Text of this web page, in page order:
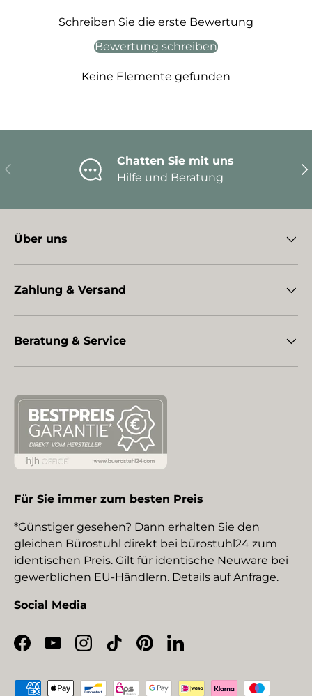
Schreiben Sie die erste Bewertung
Bewertung schreiben
Keine Elemente gefunden
Vorherige
Chatten Sie mit uns
Hilfe und Beratung
Über uns
Zahlung & Versand
Beratung & Service
Für Sie immer zum besten Preis
*Günstiger gesehen? Dann erhalten Sie den
gleichen Bürostuhl direkt bei bürostuhl24 zum
identischen Preis. Gilt für identische Neuware bei
gewerblichen EU-Händlern. Details auf Anfrage.
Social Media
Facebook
YouTubeInstagram
TikTokPinterestLinkedIn
Zahlungsmethoden